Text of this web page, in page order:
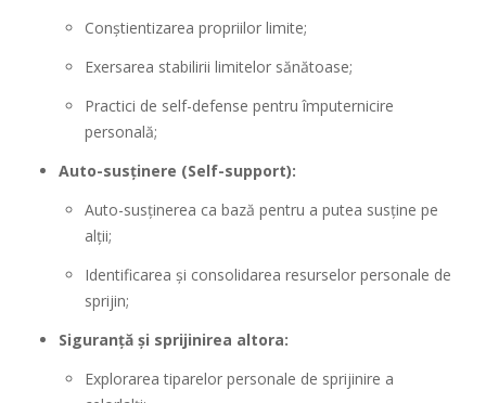
Conștientizarea propriilor limite;
Exersarea stabilirii limitelor sănătoase;
Practici de self-defense pentru împuternicire
personală;
Auto-susținere (Self-support):
Auto-susținerea ca bază pentru a putea susține pe
alții;
Identificarea și consolidarea resurselor personale de
sprijin;
Siguranță și sprijinirea altora:
Explorarea tiparelor personale de sprijinire a